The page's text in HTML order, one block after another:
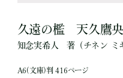
久遠の檻 天久鷹
知念実希人 著 （チネン ミ
A6(文庫)判 416ページ